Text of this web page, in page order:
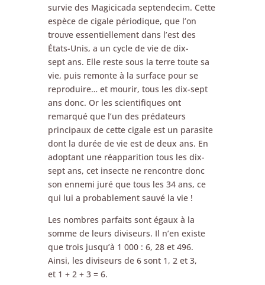
survie des Magicicada septendecim. Cette
espèce de cigale périodique, que l’on
trouve essentiellement dans l’est des
États-Unis, a un cycle de vie de dix-
sept ans. Elle reste sous la terre toute sa
vie, puis remonte à la surface pour se
reproduire… et mourir, tous les dix-sept
ans donc. Or les scientifiques ont
remarqué que l’un des prédateurs
principaux de cette cigale est un parasite
dont la durée de vie est de deux ans. En
adoptant une réapparition tous les dix-
sept ans, cet insecte ne rencontre donc
son ennemi juré que tous les 34 ans, ce
qui lui a probablement sauvé la vie !
Les nombres parfaits sont égaux à la
somme de leurs diviseurs. Il n’en existe
que trois jusqu’à 1 000 : 6, 28 et 496.
Ainsi, les diviseurs de 6 sont 1, 2 et 3,
et 1 + 2 + 3 = 6.